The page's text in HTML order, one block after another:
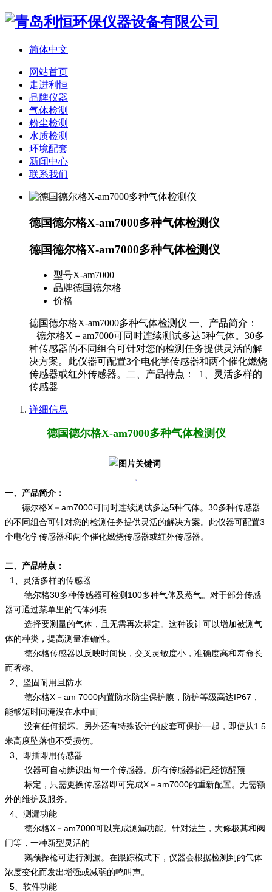
简体中文
网站首页
走进利恒
品牌仪器
气体检测
粉尘检测
水质检测
环境配套
新闻中心
联系我们
德国德尔格X-am7000多种气体检测仪
德国德尔格X-am7000多种气体检测仪
型号X-am7000
品牌德国德尔格
价格
德国德尔格X-am7000多种气体检测仪 一、产品简介：
德尔格X－am7000可同时连续测试多达5种气体。30多
种传感器的不同组合可针对您的检测任务提供灵活的解
决方案。此仪器可配置3个电化学传感器和两个催化燃烧
传感器或红外传感器。二、产品特点： 1、灵活多样的
传感器
详细信息
德国德尔格X-am7000多种气体检测仪
一、产品简介：
德尔格X－am7000可同时连续测试多达5种气体。30多种传感器
的不同组合可针对您的检测任务提供灵活的解决方案。此仪器可配置3
个电化学传感器和两个催化燃烧传感器或红外传感器。
二、产品特点：
1、灵活多样的传感器
德尔格30多种传感器可检测100多种气体及蒸气。对于部分传感
器可通过菜单里的气体列表
选择要测量的气体，且无需再次标定。这种设计可以增加被测气
体的种类，提高测量准确性。
德尔格传感器以反映时间快，交叉灵敏度小，准确度高和寿命长
而著称。
2、坚固耐用且防水
德尔格X－am 7000内置防水防尘保护膜，防护等级高达IP67，
能够短时间淹没在水中而
没有任何损坏。另外还有特殊设计的皮套可保护一起，即使从1.5
米高度坠落也不受损伤。
3、即插即用传感器
仪器可自动辨识出每一个传感器。所有传感器都已经惊醒预
标定，只需更换传感器即可完成X－am7000的重新配置。无需额
外的维护及服务。
4、测漏功能
德尔格X－am7000可以完成测漏功能。针对法兰，大修极其和阀
门等，一种新型灵活的
鹅颈探枪可进行测漏。在跟踪模式下，仪器会根据检测到的气体
浓度变化而发出增强或减弱的鸣叫声。
5、软件功能